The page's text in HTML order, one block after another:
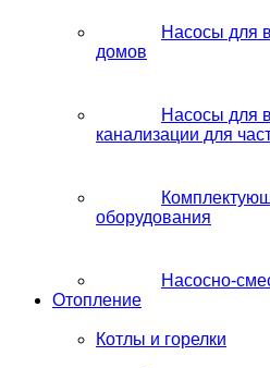
Насосы для
домов
Насосы для
канализации для
оборудования
Насосно-
Отопление
Котлы и горелки